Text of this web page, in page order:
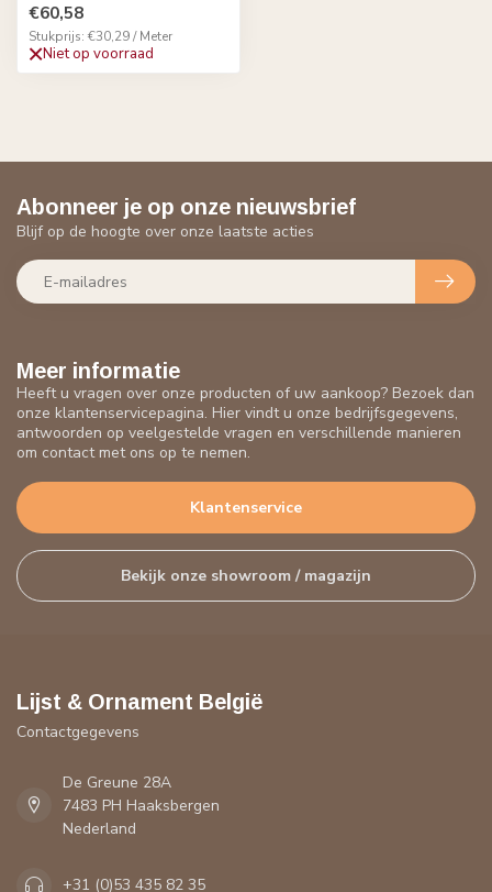
€60,58
Stukprijs: €30,29 / Meter
Niet op voorraad
Meer informatie
Heeft u vragen over onze producten of uw aankoop? Bezoek dan
onze klantenservicepagina. Hier vindt u onze bedrijfsgegevens,
antwoorden op veelgestelde vragen en verschillende manieren
om contact met ons op te nemen.
Klantenservice
Bekijk onze showroom / magazijn
Abonneer je op onze nieuwsbrief
Blijf op de hoogte over onze laatste acties
Lijst & Ornament België
Contactgegevens
De Greune 28A
7483 PH Haaksbergen
Nederland
+31 (0)53 435 82 35